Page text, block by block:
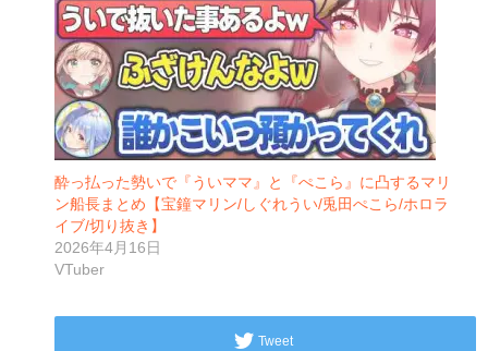
酔っ払った勢いで『ういママ』と『ぺこら』に凸するマリ
ン船長まとめ【宝鐘マリン/しぐれうい/兎田ぺこら/ホロラ
イブ/切り抜き】
2026年4月16日
VTuber
Tweet